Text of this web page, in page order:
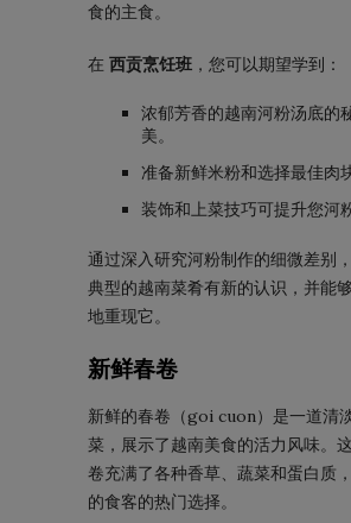
食的主食。
在 西贡烹饪班 ，您可以期望学到：
浓郁芳香的越南河粉汤底的
美。
准备新鲜米粉和选择最佳肉
装饰和上菜技巧可提升您河
通过深入研究河粉制作的细微差别
典型的越南菜肴有新的认识，并能
地重现它。
新鲜春卷
新鲜的春卷（goi cuon）是一道清
菜，展示了越南美食的活力风味。
卷充满了各种香草、蔬菜和蛋白质
的食客的热门选择。